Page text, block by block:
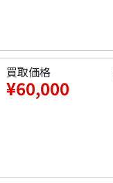
買取価格
¥60,000